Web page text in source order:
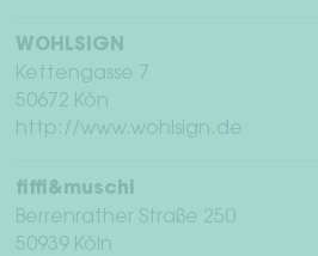
WOHLSIGN
Kettengasse 7
50672 Kön
http://www.wohlsign.de
fiffi&muschi
Berrenrather Straße 250
50939 Köln